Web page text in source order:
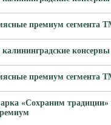
премиум сегмента
консервы
премиум сегмента
«Сохраним